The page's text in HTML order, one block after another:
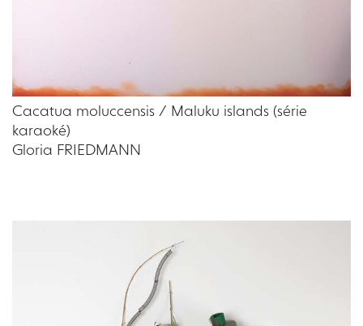
Cacatua moluccensis / Maluku islands (série
karaoké)
Gloria FRIEDMANN